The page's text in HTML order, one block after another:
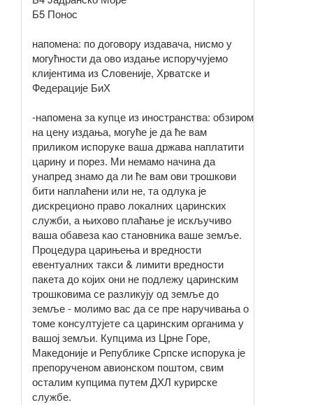
Б5 Понос
напомена: по договору издавача, нисмо у
могућности да ово издање испоручујемо
клијентима из Словеније, Хрватске и
Федерације БиХ
-напомена за купце из иностранства: обзиром
на цену издања, могуће је да ће вам
приликом испоруке ваша држава наплатити
царину и порез. Ми немамо начина да
унапред знамо да ли ће вам ови трошкови
бити наплаћени или не, та одлука је
дискреционо право локалних царинских
служби, а њихово плаћање је искључиво
ваша обавеза као становника ваше земље.
Процедура царињења и вредности
евентуалних такси & лимити вредности
пакета до којих они не подлежу царинским
трошковима се разликују од земље до
земље - молимо вас да се пре наручивања о
томе консултујете са царинским органима у
вашој земљи. Купцима из Црне Горе,
Македоније и Републике Српске испорука је
препорученом авионском поштом, свим
осталим купцима путем ДХЛ курирске
службе.